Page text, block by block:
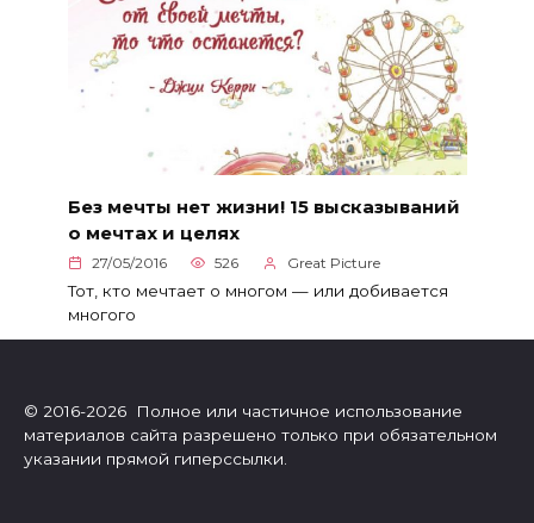
Без мечты нет жизни! 15 высказываний
о мечтах и целях
27/05/2016 526 Great Picture
Тот, кто мечтает о многом — или добивается
многого
© 2016-2026 Полное или частичное использование
материалов сайта разрешено только при обязательном
указании прямой гиперссылки.